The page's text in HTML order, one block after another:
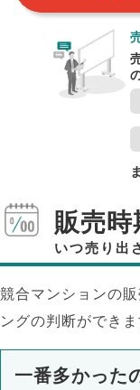
販売時
いつ売り出
競合マンションの
ングの判断ができま
一番多かった